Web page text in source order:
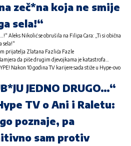
zeč*na koja ne smije
sela!“
…!“ Aleks Nikolić se obrušila na Filipa Cara: „Ti si obična
sela!“
prijatelja Zlatana Fazlića Fazle
da piše drugim djevojkama je katastrofa…
Nakon 10 godina TV karijere sada stiže u Hype-ovo
JEDNO DRUGO…“
TV o Ani i Raletu:
poznaje, pa
sam protiv